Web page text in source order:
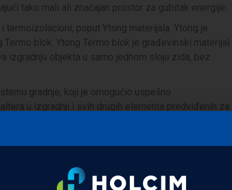
tako mali ali značajan prostor za gubitak energije.
poput Ytong materijala. Ytong je
blok. Ytong Termo blok je građevinski materijal
izgradnju objekta u samo jednom sloju zida, bez
gradnje, koji je omogućio uspešno
u izgradnji i svih drugih elementa predviđenih za
neophodna su tri osnovna uslova: